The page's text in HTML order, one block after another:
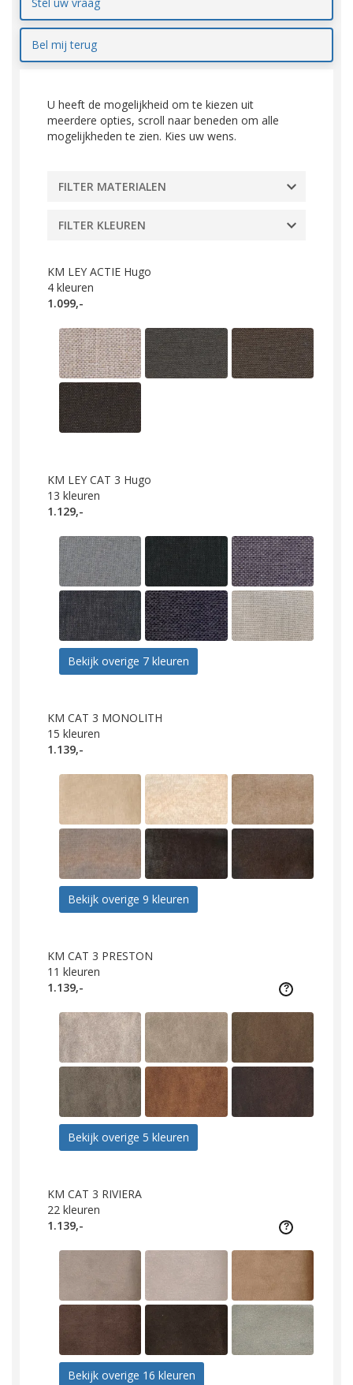
Bel mij terug
U heeft de mogelijkheid om te kiezen uit
meerdere opties, scroll naar beneden om alle
mogelijkheden te zien. Kies uw wens.
FILTER MATERIALEN
FILTER KLEUREN
KM LEY ACTIE Hugo
4 kleuren
1.099,-
KM LEY CAT 3 Hugo
13 kleuren
1.129,-
Bekijk overige 7 kleuren
KM CAT 3 MONOLITH
15 kleuren
1.139,-
Bekijk overige 9 kleuren
KM CAT 3 PRESTON
11 kleuren
1.139,-
Bekijk overige 5 kleuren
KM CAT 3 RIVIERA
22 kleuren
1.139,-
Bekijk overige 16 kleuren